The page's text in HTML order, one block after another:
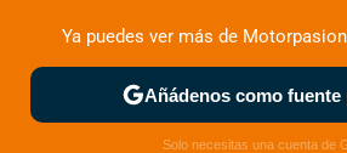
ZONA DE PRUEBAS DEPORTIVAS
Ya puedes ver más de
Añádenos como fuente
Solo necesitas una cuenta de